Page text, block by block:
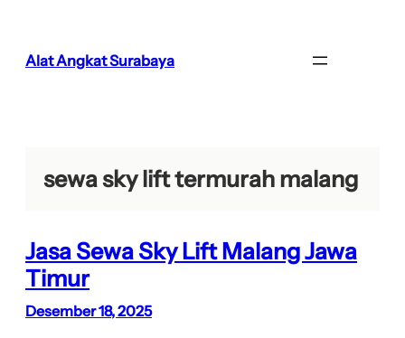
konten
Alat Angkat Surabaya
sewa sky lift termurah malang
Jasa Sewa Sky Lift Malang Jawa
Timur
Desember 18, 2025